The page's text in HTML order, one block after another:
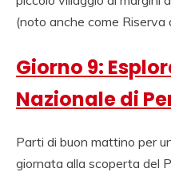
(noto anche come Riserva
Giorno 9:
Nazionale di
Parti di buon mattino per
giornata alla scoperta del